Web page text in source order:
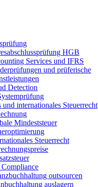
HGB
Services und IFRS
und prüferische
Detection
und internationales Steuerrecht
Mindeststeuer
Steuerrecht
outsourcen
auslagern